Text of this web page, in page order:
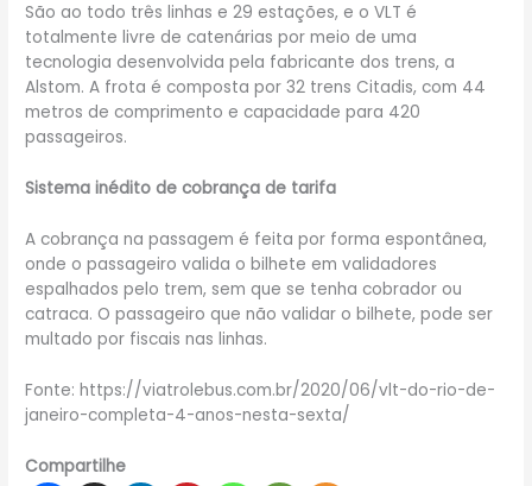
São ao todo três linhas e 29 estações, e o VLT é
totalmente livre de catenárias por meio de uma
tecnologia desenvolvida pela fabricante dos trens, a
Alstom. A frota é composta por 32 trens Citadis, com 44
metros de comprimento e capacidade para 420
passageiros.
Sistema inédito de cobrança de tarifa
A cobrança na passagem é feita por forma espontânea,
onde o passageiro valida o bilhete em validadores
espalhados pelo trem, sem que se tenha cobrador ou
catraca. O passageiro que não validar o bilhete, pode ser
multado por fiscais nas linhas.
Fonte: https://viatrolebus.com.br/2020/06/vlt-do-rio-de-
janeiro-completa-4-anos-nesta-sexta/
Compartilhe